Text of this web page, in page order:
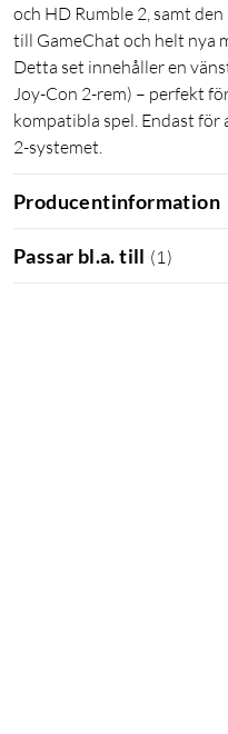
och HD Rumble 2, samt
till GameChat och helt nya
Detta set innehåller en
Joy-Con 2-rem) – perfekt
kompatibla spel. Endast
2-systemet.
Producentinformation
Passar bl.a. till (1 )